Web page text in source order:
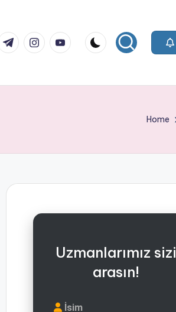
instagram.com
youtube.com
Home
Uzmanlarımız sizi
arasın!
İsim